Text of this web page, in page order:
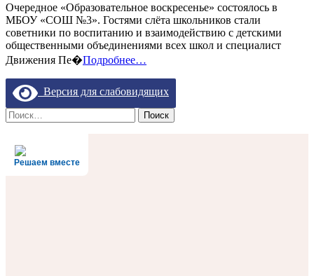
прошло
в
нашей
Очередное «Образовательное воскресенье» состоялось в
МБОУ «СОШ №3». Гостями слёта школьников стали
советники по воспитанию и взаимодействию с детскими
общественными объединениями всех школ и специалист
Движения Пе�Подробнее…
Версия для слабовидящих
Найти:
Решаем вместе